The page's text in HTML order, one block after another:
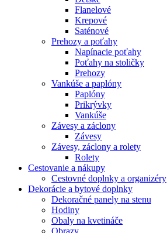
Flanelové
Krepové
Saténové
Prehozy a poťahy
Napínacie poťahy
Poťahy na stoličky
Prehozy
Vankúše a paplóny
Paplóny
Prikrývky
Vankúše
Závesy a záclony
Závesy
Závesy, záclony a rolety
Rolety
Cestovanie a nákupy
Cestovné doplnky a organizéry
Dekorácie a bytové doplnky
Dekoračné panely na stenu
Hodiny
Obaly na kvetináče
Obrazy